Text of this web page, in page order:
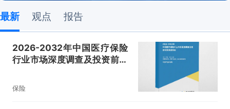
最新 观点 报告
2026-2032年中国医疗保险
行业市场深度调查及投资前景
保险